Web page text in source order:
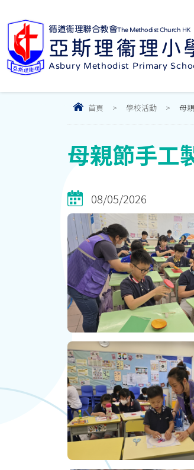
循道衞理聯合教會The Methodist Church HK
亞斯理衞理小
Asbury Methodist Primary
首頁 > 學校活動 > 母
母親節手工
08/05/2026